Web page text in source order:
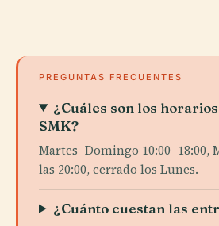
PREGUNTAS FRECUENTES
¿Cuáles son los
SMK?
Martes–Domingo 10:00–18:00,
las 20:00, cerrado los Lunes.
¿Cuánto cuestan las